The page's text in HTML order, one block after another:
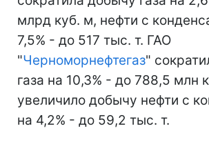
млрд куб. м, нефти с
7,5% - до 517 тыс. т. ГАО
"Черноморнефтегаз"
газа на 10,3% - до 788,5 млн
увеличило добычу нефти с
на 4,2% - до 59,2 тыс. т.